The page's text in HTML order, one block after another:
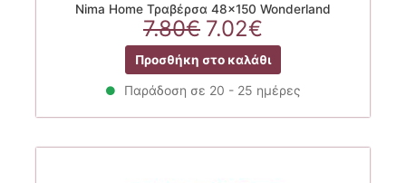
Nima Home Τραβέρσα 48×150 Wonderland
7.80€ Original
price
was:
7.80€.
7.02€
τρέχουσα
τιμή
είναι:
Προσθήκη στο καλάθι
Παράδοση σε 20 - 25 ημέρες